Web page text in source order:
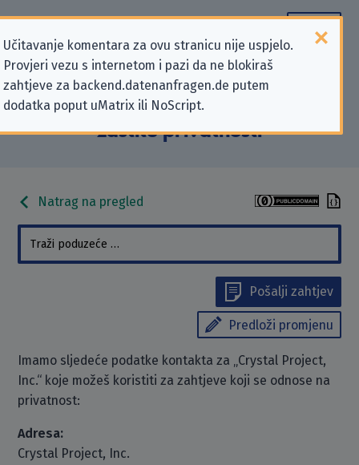
Učitavanje komentara za ovu stranicu nije uspjelo.
Provjeri vezu s internetom i pazi da ne blokiraš
zahtjeve za backend.datenanfragen.de putem
dodatka poput uMatrix ili NoScript.
Podaci kontakta „Crystal Project,
Inc.” koji se odnose na zahtjeve za
zaštitu privatnosti
Natrag na pregled
Pošalji zahtjev
Predloži promjenu
Imamo sljedeće podatke kontakta za „Crystal Project,
Inc.“ koje možeš koristiti za zahtjeve koji se odnose na
privatnost:
Adresa:
Crystal Project, Inc.